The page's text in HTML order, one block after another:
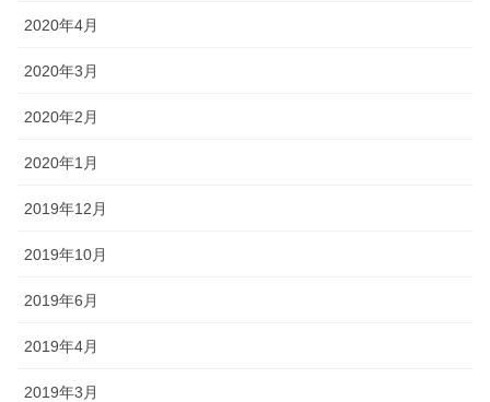
2020年4月
2020年3月
2020年2月
2020年1月
2019年12月
2019年10月
2019年6月
2019年4月
2019年3月